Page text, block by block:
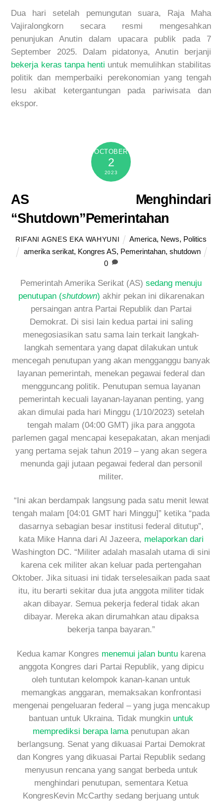
Dua hari setelah pemungutan suara, Raja Maha
Vajiralongkorn secara resmi mengesahkan
penunjukan Anutin dalam upacara publik pada 7
September 2025. Dalam pidatonya, Anutin berjanji
bekerja keras tanpa henti untuk memulihkan stabilitas
politik dan memperbaiki perekonomian yang tengah
lesu akibat ketergantungan pada pariwisata dan
ekspor.
OCTOBER
2
2023
AS Menghindari
“Shutdown”Pemerintahan
RIFANI AGNES EKA WAHYUNI America, News, Politics
amerika serikat, Kongres AS, Pemerintahan, shutdown
0
Pemerintah Amerika Serikat (AS) sedang menuju
penutupan (shutdown) akhir pekan ini dikarenakan
persaingan antra Partai Republik dan Partai
Demokrat. Di sisi lain kedua partai ini saling
menegosiasikan satu sama lain terkait langkah-
langkah sementara yang dapat dilakukan untuk
mencegah penutupan yang akan mengganggu banyak
layanan pemerintah, menekan pegawai federal dan
mengguncang politik. Penutupan semua layanan
pemerintah kecuali layanan-layanan penting, yang
akan dimulai pada hari Minggu (1/10/2023) setelah
tengah malam (04:00 GMT) jika para anggota
parlemen gagal mencapai kesepakatan, akan menjadi
yang pertama sejak tahun 2019 – yang akan segera
menunda gaji jutaan pegawai federal dan personil
militer.
“Ini akan berdampak langsung pada satu menit lewat
tengah malam [04:01 GMT hari Minggu]” ketika “pada
dasarnya sebagian besar institusi federal ditutup”,
kata Mike Hanna dari Al Jazeera, melaporkan dari
Washington DC. “Militer adalah masalah utama di sini
karena cek militer akan keluar pada pertengahan
Oktober. Jika situasi ini tidak terselesaikan pada saat
itu, itu berarti sekitar dua juta anggota militer tidak
akan dibayar. Semua pekerja federal tidak akan
dibayar. Mereka akan dirumahkan atau dipaksa
bekerja tanpa bayaran.”
Kedua kamar Kongres menemui jalan buntukarena
anggota Kongres dari Partai Republik, yang dipicu
oleh tuntutan kelompok kanan-kanan untuk
memangkas anggaran, memaksakan konfrontasi
mengenai pengeluaran federal – yang juga mencakup
bantuan untuk Ukraina. Tidak mungkin untuk
memprediksi berapa lama penutupan akan
berlangsung. Senat yang dikuasai Partai Demokrat
dan Kongres yang dikuasai Partai Republik sedang
menyusun rencana yang sangat berbeda untuk
menghindari penutupan, sementara Ketua
KongresKevin McCarthy sedang berjuang untuk